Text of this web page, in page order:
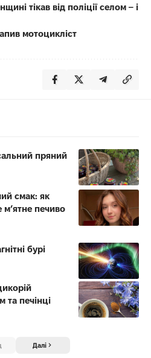
тікав від поліції селом – і
мотоцикліст
пряний
смак: як
м’ятне печиво
бурі
та печінці
Далі